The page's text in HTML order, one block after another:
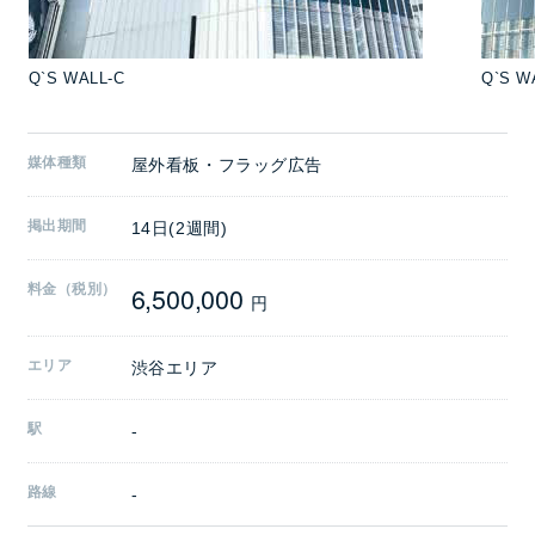
Q`S WALL-C Q`S
媒体種類 屋外看板・フラッグ広告
掲出期間 14日(2週間)
料金（税別） 6,500,000 円
エリア 渋谷エリア
駅 -
路線 -